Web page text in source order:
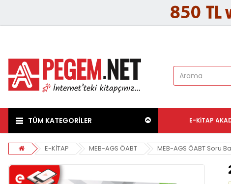
TÜM KATEGORİLER E-KITAP
E-KİTAP MEB-AGS ÖABT MEB-AGS ÖABT Soru